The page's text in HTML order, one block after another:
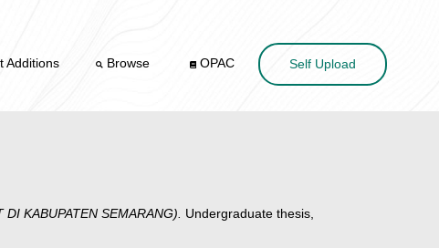
Additions Browse OPAC Self Upload
KABUPATEN SEMARANG). Undergraduate thesis,